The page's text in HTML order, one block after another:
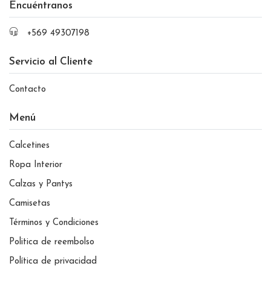
Encuéntranos
+569 49307198
Servicio al Cliente
Contacto
Menú
Calcetines
Ropa Interior
Calzas y Pantys
Camisetas
Términos y Condiciones
Politica de reembolso
Política de privacidad